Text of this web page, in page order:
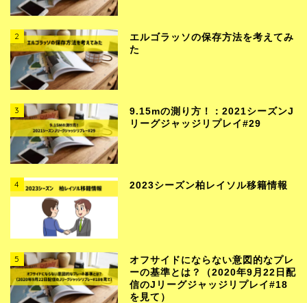
2
エルゴラッソの保存方法を考えてみ
た
3
9.15mの測り方！：2021シーズンJ
リーグジャッジリプレイ#29
4 2023シーズン柏レイソル移籍情報
5
オフサイドにならない意図的なプレ
ーの基準とは？（2020年9月22日配
信のJリーグジャッジリプレイ#18
を見て）